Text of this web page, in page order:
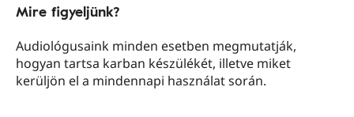
Mire figyeljünk?
Audiológusaink minden esetben megmutatják,
hogyan tartsa karban készülékét, illetve miket
kerüljön el a mindennapi használat során.